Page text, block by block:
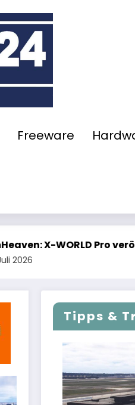
Freeware
Sim Update 6
Tipps &